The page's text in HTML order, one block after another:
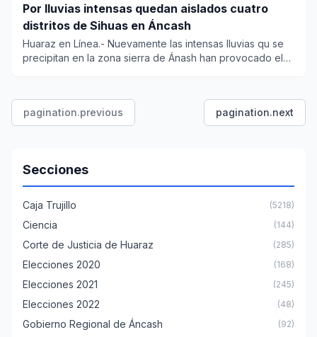
Por lluvias intensas quedan aislados cuatro
distritos de Sihuas en Áncash
Huaraz en Línea.- Nuevamente las intensas lluvias qu se
precipitan en la zona sierra de Ánash han provocado el
pagination.previous pagination.next
Secciones
Caja Trujillo (5218)
Ciencia (144)
Corte de Justicia de Huaraz (285)
Elecciones 2020 (168)
Elecciones 2021 (245)
Elecciones 2022 (48)
Gobierno Regional de Áncash (92)